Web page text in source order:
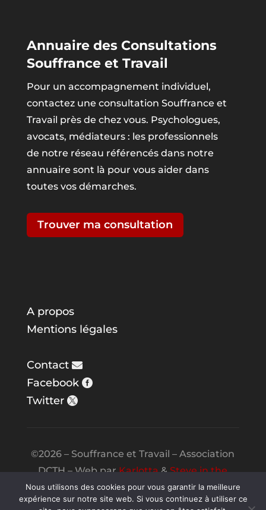
Annuaire des Consultations
Souffrance et Travail
Pour un accompagnement individuel,
contactez une consultation Souffrance et
Travail près de chez vous. Psychologues,
avocats, médiateurs : les professionnels
de notre réseau référencés dans notre
annuaire sont là pour vous aider dans
toutes vos démarches.
Trouver ma consultation
A propos
Mentions légales
Contact
Facebook
Twitter
©2026 – Souffrance et Travail – Association
DCTH – Web parKarlotta&Steve in the
Night
Nous utilisons des cookies pour vous garantir la meilleure
expérience sur notre site web. Si vous continuez à utiliser ce